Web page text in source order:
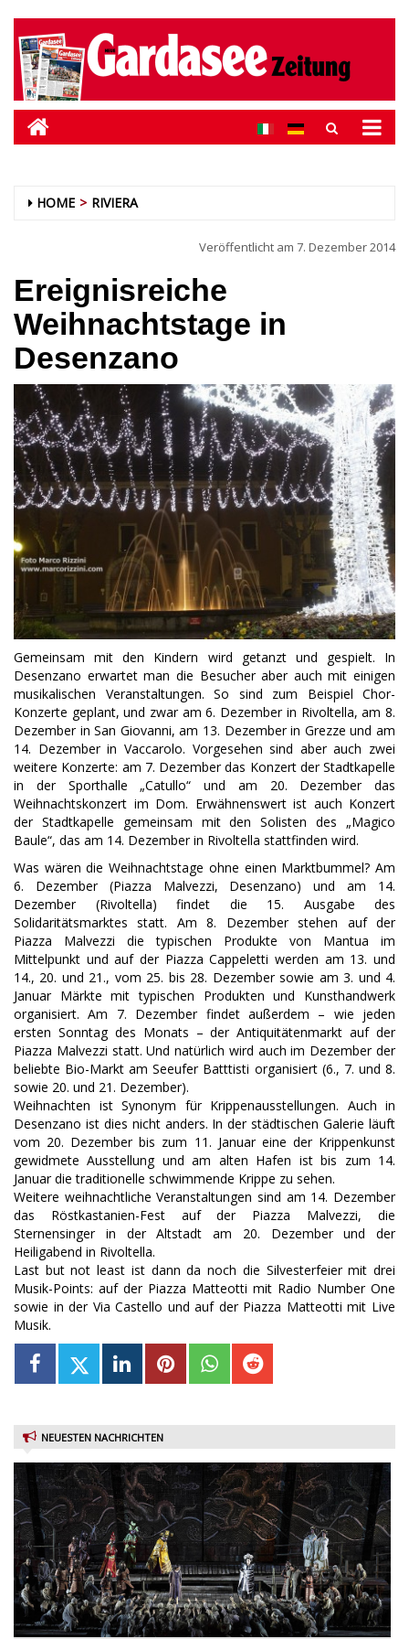
HOME RIVIERA
Veröffentlicht am 7. Dezember 2014
Ereignisreiche
Weihnachtstage in
Desenzano
Gemeinsam mit den Kindern wird getanzt und gespielt. In
Desenzano erwartet man die Besucher aber auch mit einigen
musikalischen Veranstaltungen. So sind zum Beispiel Chor-
Konzerte geplant, und zwar am 6. Dezember in Rivoltella, am 8.
Dezember in San Giovanni, am 13. Dezember in Grezze und am
14. Dezember in Vaccarolo. Vorgesehen sind aber auch zwei
weitere Konzerte: am 7. Dezember das Konzert der Stadtkapelle
in der Sporthalle „Catullo“ und am 20. Dezember das
Weihnachtskonzert im Dom. Erwähnenswert ist auch Konzert
der Stadtkapelle gemeinsam mit den Solisten des „Magico
Baule“, das am 14. Dezember in Rivoltella stattfinden wird.
Was wären die Weihnachtstage ohne einen Marktbummel? Am
6. Dezember (Piazza Malvezzi, Desenzano) und am 14.
Dezember (Rivoltella) findet die 15. Ausgabe des
Solidaritätsmarktes statt. Am 8. Dezember stehen auf der
Piazza Malvezzi die typischen Produkte von Mantua im
Mittelpunkt und auf der Piazza Cappeletti werden am 13. und
14., 20. und 21., vom 25. bis 28. Dezember sowie am 3. und 4.
Januar Märkte mit typischen Produkten und Kunsthandwerk
organisiert. Am 7. Dezember findet außerdem – wie jeden
ersten Sonntag des Monats – der Antiquitätenmarkt auf der
Piazza Malvezzi statt. Und natürlich wird auch im Dezember der
beliebte Bio-Markt am Seeufer Batttisti organisiert (6., 7. und 8.
sowie 20. und 21. Dezember).
Weihnachten ist Synonym für Krippenausstellungen. Auch in
Desenzano ist dies nicht anders. In der städtischen Galerie läuft
vom 20. Dezember bis zum 11. Januar eine der Krippenkunst
gewidmete Ausstellung und am alten Hafen ist bis zum 14.
Januar die traditionelle schwimmende Krippe zu sehen.
Weitere weihnachtliche Veranstaltungen sind am 14. Dezember
das Röstkastanien-Fest auf der Piazza Malvezzi, die
Sternensinger in der Altstadt am 20. Dezember und der
Heiligabend in Rivoltella.
Last but not least ist dann da noch die Silvesterfeier mit drei
Musik-Points: auf der Piazza Matteotti mit Radio Number One
sowie in der Via Castello und auf der Piazza Matteotti mit Live
Musik.
NEUESTEN NACHRICHTEN